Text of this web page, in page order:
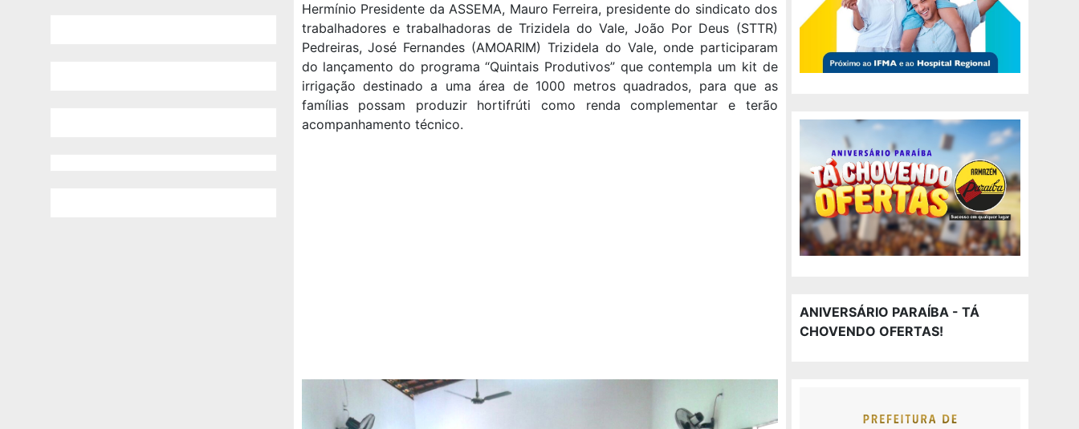
Hermínio Presidente da ASSEMA, Mauro Ferreira, presidente do sindicato dos
trabalhadores e trabalhadoras de Trizidela do Vale, João Por Deus (STTR)
Pedreiras, José Fernandes (AMOARIM) Trizidela do Vale, onde participaram
do lançamento do programa “Quintais Produtivos” que contempla um kit de
irrigação destinado a uma área de 1000 metros quadrados, para que as
famílias possam produzir hortifrúti como renda complementar e terão
acompanhamento técnico.
ANIVERSÁRIO PARAÍBA - TÁ
CHOVENDO OFERTAS!